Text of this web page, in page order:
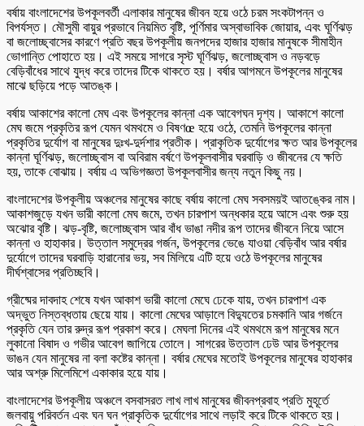
বর্ষায় বাংলাদেশের উপকূলবর্তী এলাকার মানুষের জীবন হয়ে ওঠে চরম সংকটাপন্ন ও
বিপর্যস্ত। মৌসুমী বায়ুর প্রভাবে নিয়মিত বৃষ্টি, পূর্ণিমার অস্বাভাবিক জোয়ার, এবং ঘূর্ণিঝড়
বা জলোচ্ছ্বাসের কারণে প্রতি বছর উপকূলীয় জনপদের হাজার হাজার মানুষকে সীমাহীন
ভোগান্তি পোহাতে হয়। এই সময়ে সাগরে সৃস্ট ঘূর্ণিঝড়, জলোচ্ছ্বাস ও নড়বড়ে
বেড়িবাঁধের সাথে যুদ্ধ করে তাদের টিকে থাকতে হয়। বর্ষার আগমনে উপকূলের মানুষের
মাঝে ছড়িয়ে পড়ে আতঙ্ক।
বর্ষায় আকাশের কালো মেঘ এবং উপকূলের কান্না এক আবেগঘন দৃশ্য। আকাশে কালো
মেঘ জমে প্রকৃতির রূপ যেমন থমথমে ও বিষণœ হয়ে ওঠে, তেমনি উপকূলের কান্না
প্রকৃতির দুর্যোগ বা মানুষের দুঃখ-দুর্দশার প্রতীক। প্রাকৃতিক দুর্যোগের ক্ষত আর উপকূলের
কান্না ঘূর্ণিঝড়, জলোচ্ছ্বাস বা অবিরাম বর্ষণে উপকূলবাসীর ঘরবাড়ি ও জীবনের যে ক্ষতি
হয়, তাকে বোঝায়। বর্ষায় এ অভিগজ্ঞতা উপকূলবাসীর জন্য নতুন কিছু নয়।
বাংলাদেশের উপকূলীয় অঞ্চলের মানুষের কাছে বর্ষায় কালো মেঘ সবসময়ই আতঙ্কের নাম।
আকাশজুড়ে যখন ভারী কালো মেঘ জমে, তখন চারপাশ অন্ধকার হয়ে আসে এবং শুরু হয়
অঝোর বৃষ্টি। ঝড়-বৃষ্টি, জলোচ্ছ্বাস আর বাঁধ ভাঙা নদীর রূপ তাদের জীবনে নিয়ে আসে
কান্না ও হাহাকার। উত্তাল সমুদ্রের গর্জন, উপকূলের ভেঙে যাওয়া বেড়িবাঁধ আর বর্ষার
দুর্যোগে তাদের ঘরবাড়ি হারানোর ভয়, সব মিলিয়ে এটি হয়ে ওঠে উপকূলের মানুষের
দীর্ঘশ্বাসের প্রতিচ্ছবি।
গ্রীষ্মের দাবদাহ শেষে যখন আকাশ ভারী কালো মেঘে ঢেকে যায়, তখন চারপাশ এক
অদ্ভুত নিস্তব্ধতায় ছেয়ে যায়। কালো মেঘের আড়ালে বিদ্যুতের চমকানি আর গর্জনে
প্রকৃতি যেন তার রুদ্র রূপ প্রকাশ করে। মেঘলা দিনের এই থমথমে রূপ মানুষের মনে
লুকানো বিষাদ ও গভীর আবেগ জাগিয়ে তোলে। সাগরের উত্তাল ঢেউ আর উপকূলের
ভাঙন যেন মানুষের না বলা কষ্টের কান্না। বর্ষার মেঘের মতোই উপকূলের মানুষের হাহাকার
আর অশ্রু মিলেমিশে একাকার হয়ে যায়।
বাংলাদেশের উপকূলীয় অঞ্চলে বসবাসরত লাখ লাখ মানুষের জীবনপ্রবাহ প্রতি মুহূর্তে
জলবায়ু পরিবর্তন এবং ঘন ঘন প্রাকৃতিক দুর্যোগের সাথে লড়াই করে টিকে থাকতে হয়।